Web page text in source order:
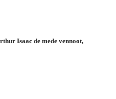
Isaac de mede vennoot,